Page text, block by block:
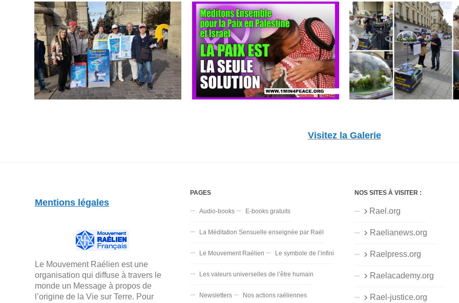
Visitez la Galerie
Mentions légales
Le Mouvement Raélien est une
organisation qui diffuse à travers le
monde un Message à propos de
l’origine de la Vie sur Terre. Pour
PAGES
Audio-books E-books gratuits
La Méditation Sensuelle enseignée par Raël
Le Mouvement Raélien Le symbole de l’infini
Les valeurs universelles de l’être humain
Newsletters Nos actions raéliennes
NOS SITES À VISITER :
Rael.org
Raelianews.org
Raelpress.org
Raelacademy.org
Rael-justice.org